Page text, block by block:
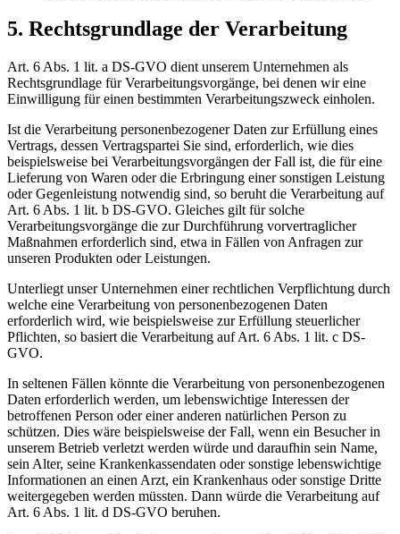
5. Rechtsgrundlage der Verarbeitung
Art. 6 Abs. 1 lit. a DS-GVO dient unserem Unternehmen als
Rechtsgrundlage für Verarbeitungsvorgänge, bei denen wir eine
Einwilligung für einen bestimmten Verarbeitungszweck einholen.
Ist die Verarbeitung personenbezogener Daten zur Erfüllung eines
Vertrags, dessen Vertragspartei Sie sind, erforderlich, wie dies
beispielsweise bei Verarbeitungsvorgängen der Fall ist, die für eine
Lieferung von Waren oder die Erbringung einer sonstigen Leistung
oder Gegenleistung notwendig sind, so beruht die Verarbeitung auf
Art. 6 Abs. 1 lit. b DS-GVO. Gleiches gilt für solche
Verarbeitungsvorgänge die zur Durchführung vorvertraglicher
Maßnahmen erforderlich sind, etwa in Fällen von Anfragen zur
unseren Produkten oder Leistungen.
Unterliegt unser Unternehmen einer rechtlichen Verpflichtung durch
welche eine Verarbeitung von personenbezogenen Daten
erforderlich wird, wie beispielsweise zur Erfüllung steuerlicher
Pflichten, so basiert die Verarbeitung auf Art. 6 Abs. 1 lit. c DS-
GVO.
In seltenen Fällen könnte die Verarbeitung von personenbezogenen
Daten erforderlich werden, um lebenswichtige Interessen der
betroffenen Person oder einer anderen natürlichen Person zu
schützen. Dies wäre beispielsweise der Fall, wenn ein Besucher in
unserem Betrieb verletzt werden würde und daraufhin sein Name,
sein Alter, seine Krankenkassendaten oder sonstige lebenswichtige
Informationen an einen Arzt, ein Krankenhaus oder sonstige Dritte
weitergegeben werden müssten. Dann würde die Verarbeitung auf
Art. 6 Abs. 1 lit. d DS-GVO beruhen.